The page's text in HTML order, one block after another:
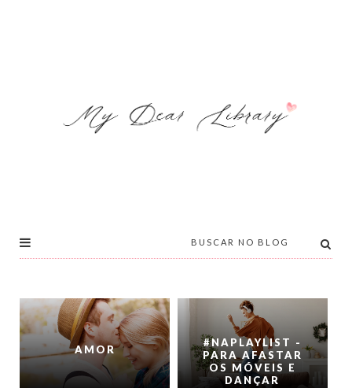
AMOR
#NAPLAYLIST -
PARA AFASTAR
OS MÓVEIS E
DANÇAR